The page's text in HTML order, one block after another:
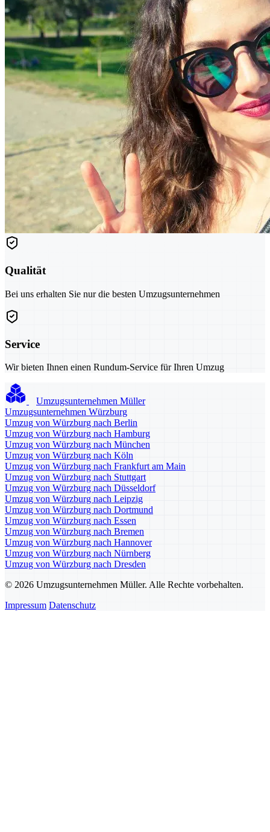
Qualität
Bei uns erhalten Sie nur die besten Umzugsunternehmen
Service
Wir bieten Ihnen einen Rundum-Service für Ihren Umzug
Umzugsunternehmen Müller
Umzugsunternehmen Würzburg
Umzug von Würzburg nach Berlin
Umzug von Würzburg nach Hamburg
Umzug von Würzburg nach München
Umzug von Würzburg nach Köln
Umzug von Würzburg nach Frankfurt am Main
Umzug von Würzburg nach Stuttgart
Umzug von Würzburg nach Düsseldorf
Umzug von Würzburg nach Leipzig
Umzug von Würzburg nach Dortmund
Umzug von Würzburg nach Essen
Umzug von Würzburg nach Bremen
Umzug von Würzburg nach Hannover
Umzug von Würzburg nach Nürnberg
Umzug von Würzburg nach Dresden
© 2026 Umzugsunternehmen Müller. Alle Rechte vorbehalten.
Impressum Datenschutz